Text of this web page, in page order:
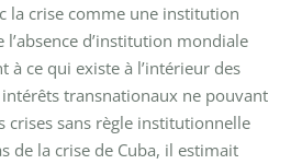
la crise comme une institution
d’institution mondiale
à ce qui existe à l’intérieur des
transnationaux ne pouvant
crises sans règle institutionnelle
de la crise de Cuba, il estimait